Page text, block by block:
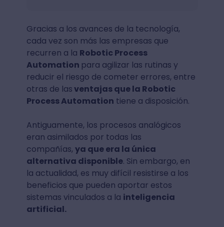
Gracias a los avances de la tecnología,
cada vez son más las empresas que
recurren a la Robotic Process
Automation para agilizar las rutinas y
reducir el riesgo de cometer errores, entre
otras de lasventajas que la Robotic
Process Automation tiene a disposición.
Antiguamente, los procesos analógicos
eran asimilados por todas las
compañías, ya que era la única
alternativa disponible. Sin embargo, en
la actualidad, es muy difícil resistirse a los
beneficios que pueden aportar estos
sistemas vinculados a la inteligencia
artificial.